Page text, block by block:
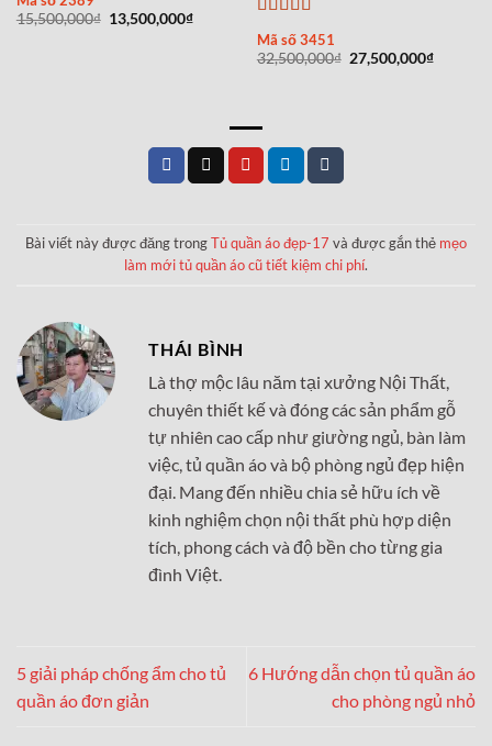
15,500,000₫ Giá
gốc
13,500,000₫Giá
Được xếp
hạng55 sao
Mã số 3451
32,500,000₫ Giá
gốc
27,500,000₫Giá
Bài viết này được đăng trongTủ quần áo đẹp-17 và được gắn thẻ mẹo
làm mới tủ quần áo cũ tiết kiệm chi phí.
THÁI BÌNH
Là thợ mộc lâu năm tại xưởng Nội Thất,
chuyên thiết kế và đóng các sản phẩm gỗ
tự nhiên cao cấp như giường ngủ, bàn làm
việc, tủ quần áo và bộ phòng ngủ đẹp hiện
đại. Mang đến nhiều chia sẻ hữu ích về
kinh nghiệm chọn nội thất phù hợp diện
tích, phong cách và độ bền cho từng gia
đình Việt.
5 giải pháp chống ẩm cho tủ
quần áo đơn giản
6 Hướng dẫn chọn tủ quần áo
cho phòng ngủ nhỏ